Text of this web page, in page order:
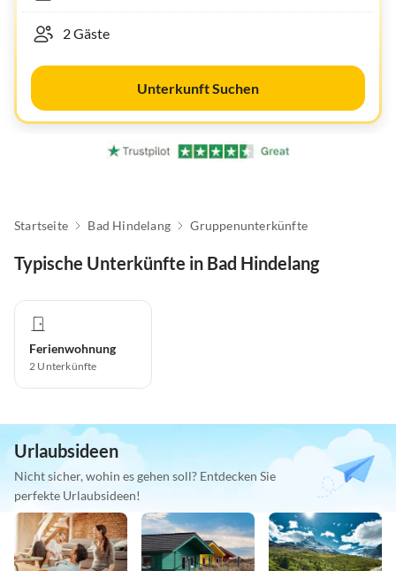
Unterkunft Suchen
Startseite Bad Hindelang Gruppenunterkünfte
Typische Unterkünfte in Bad Hindelang
Ferienwohnung
2 Unterkünfte
Urlaubsideen
Nicht sicher, wohin es gehen soll? Entdecken Sie
perfekte Urlaubsideen!